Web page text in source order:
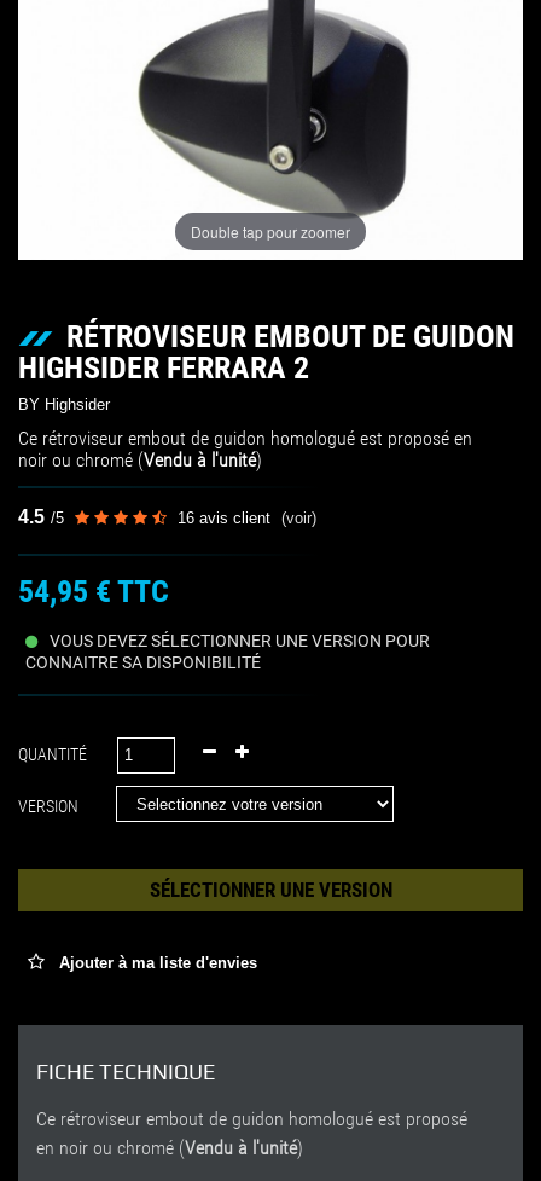
Double tap pour zoomer
RÉTROVISEUR EMBOUT DE GUIDON
HIGHSIDER FERRARA 2
BY Highsider
Ce rétroviseur embout de guidon homologué est proposé en
noir ou chromé (Vendu à l'unité)
4.5 /5 16 avis client (voir)
54,95 € TTC
VOUS DEVEZ SÉLECTIONNER UNE VERSION POUR
CONNAITRE SA DISPONIBILITÉ
QUANTITÉ
SÉLECTIONNER UNE VERSION
Ajouter à ma liste d'envies
FICHE TECHNIQUE
Ce rétroviseur embout de guidon homologué est proposé
en noir ou chromé (Vendu à l'unité)